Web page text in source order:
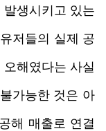
생시키고 있는
저들의 실제 공
해였다는 사실
가능한 것은 아
해 매출로 연결